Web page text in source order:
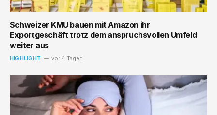
Schweizer KMU bauen mit Amazon ihr
Exportgeschäft trotz dem anspruchsvollen Umfeld
weiter aus
HIGHLIGHT vor 4 Tagen